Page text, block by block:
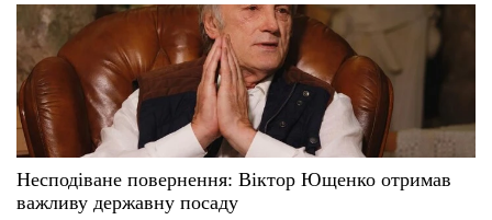
Несподіване повернення: Віктор Ющенко отримав
важливу державну посаду